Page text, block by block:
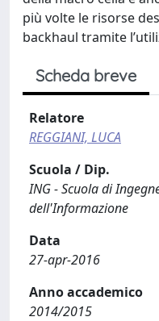
più volte le risorse
backhaul tramite
Scheda breve
Relatore
REGGIANI, LUCA
Scuola / Dip.
ING - Scuola di
dell'Informazione
Data
27-apr-2016
Anno accademico
2014/2015